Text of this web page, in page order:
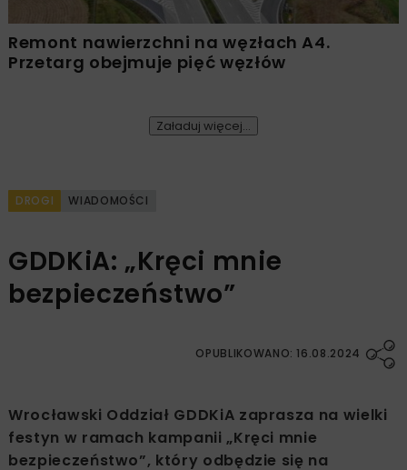
Remont nawierzchni na węzłach A4.
Przetarg obejmuje pięć węzłów
Załaduj więcej...
DROGI WIADOMOŚCI
GDDKiA: „Kręci mnie
bezpieczeństwo”
OPUBLIKOWANO: 16.08.2024
Wrocławski Oddział GDDKiA zaprasza na wielki
festyn w ramach kampanii „Kręci mnie
bezpieczeństwo”, który odbędzie się na